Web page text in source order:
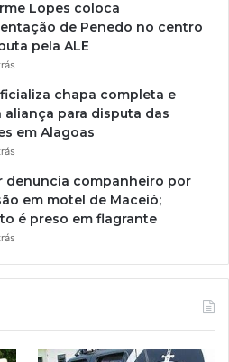
Lopes coloca
de Penedo no centro
pela ALE
chapa completa e
aliança para disputa das
em Alagoas
denuncia companheiro por
em motel de Maceió;
é preso em flagrante